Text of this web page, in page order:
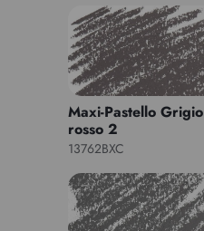
Maxi-Pastello Grigio
rosso 2
13762BXC